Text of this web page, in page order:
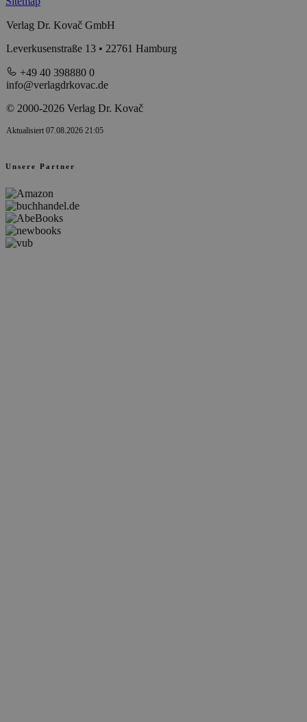
Verlag Dr. Kovač GmbH
Leverkusenstraße 13 • 22761 Hamburg
+49 40 398880 0
info@verlagdrkovac.de
© 2000-2026 Verlag Dr. Kovač
Aktualisiert 07.08.2026 21:05
Unsere Partner